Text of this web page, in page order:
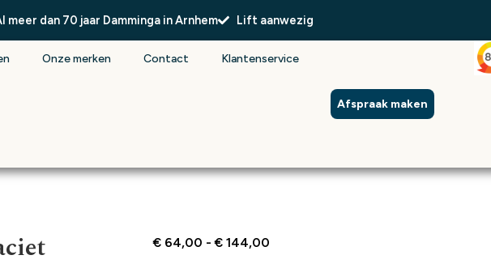
meer dan 70 jaar Damminga in Arnhem Lift aanwezig
Onze merken Contact Klantenservice
Afspraak maken
€ 64,00 - € 144,00